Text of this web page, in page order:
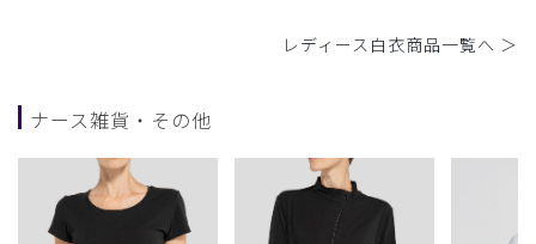
レディース白衣商品一覧へ ＞
ナース雑貨・その他